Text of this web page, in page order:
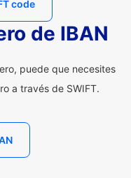
code
de IBAN
puede que necesites
a través de SWIFT.